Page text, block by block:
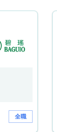
全職